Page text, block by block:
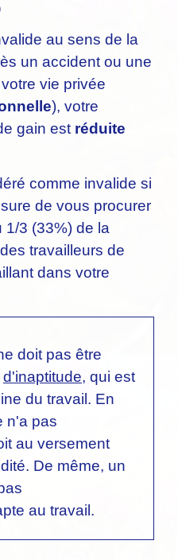
au sens de la
un accident ou une
vie privée
), votre
gain est réduite
comme invalide si
de vous procurer
1/3 (33%) de la
travailleurs de
dans votre
doit pas être
d'inaptitude, qui est
du travail. En
n'a pas
au versement
De même, un
au travail.